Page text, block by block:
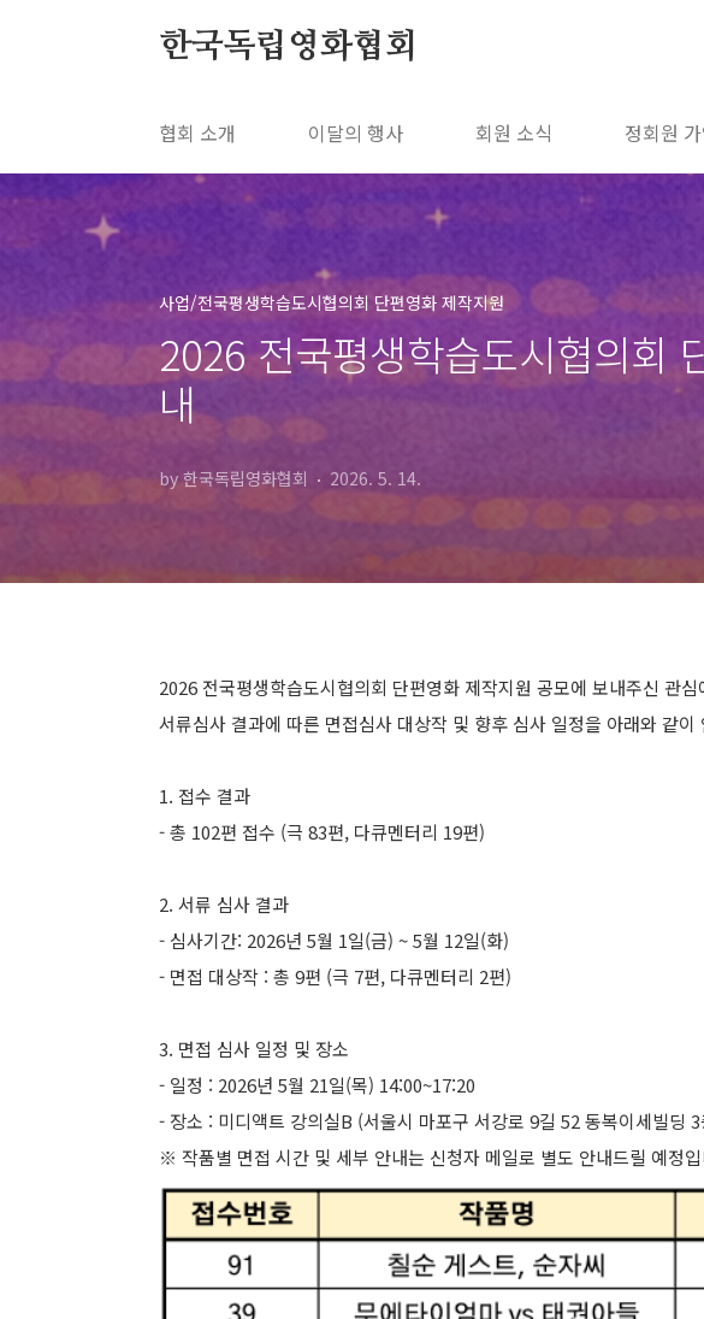
한국독립영화협회
협회 소개 이달의 행사 회원 소식 정회원 가
사업/전국평생학습도시협의회 단편영화 제작지원
2026 전국평생학습도시협의회
내
by 한국독립영화협회 2026. 5. 14.
2026 전국평생학습도시협의회 단편영화 제작지원 공모에 보내주신 관
서류심사 결과에 따른 면접심사 대상작 및 향후 심사 일정을 아래와 같이
1. 접수 결과
- 총 102편 접수 (극 83편, 다큐멘터리 19편)
2. 서류 심사 결과
- 심사기간: 2026년 5월 1일(금) ~ 5월 12일(화)
- 면접 대상작 : 총 9편 (극 7편, 다큐멘터리 2편)
3. 면접 심사 일정 및 장소
- 일정 : 2026년 5월 21일(목) 14:00~17:20
- 장소 : 미디액트 강의실B (서울시 마포구 서강로 9길 52 동복이세빌딩 3
※ 작품별 면접 시간 및 세부 안내는 신청자 메일로 별도 안내드릴 예정